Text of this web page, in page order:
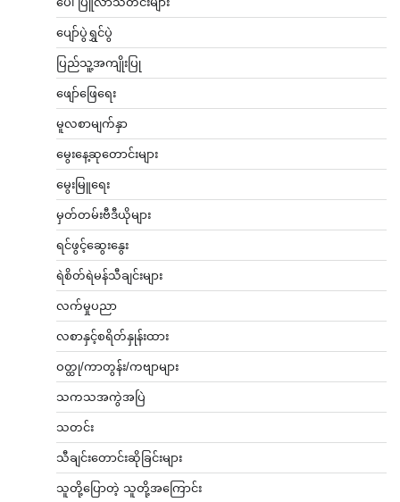
ပျော်ပွဲရွှင်ပွဲ
ပြည်သူ့အကျိုးပြု
ဖျော်ဖြေရေး
မူလစာမျက်နှာ
မွေးနေ့ဆုတောင်းများ
မွေးမြူရေး
မှတ်တမ်းဗီဒီယိုများ
ရင်ဖွင့်ဆွေးနွေး
ရဲစိတ်ရဲမန်သီချင်းများ
လက်မှုပညာ
လစာနှင့်စရိတ်နှုန်းထား
ဝတ္ထု/ကာတွန်း/ကဗျာများ
သကသအကွဲအပြဲ
သတင်း
သီချင်းတောင်းဆိုခြင်းများ
သူတို့ပြောတဲ့ သူတို့အကြောင်း